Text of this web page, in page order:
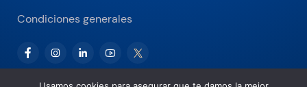
Condiciones generales